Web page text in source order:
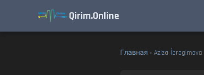
Qirim.Online
Главная › Aziza İbragimova